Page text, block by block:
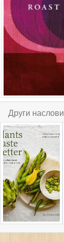
Други наслови